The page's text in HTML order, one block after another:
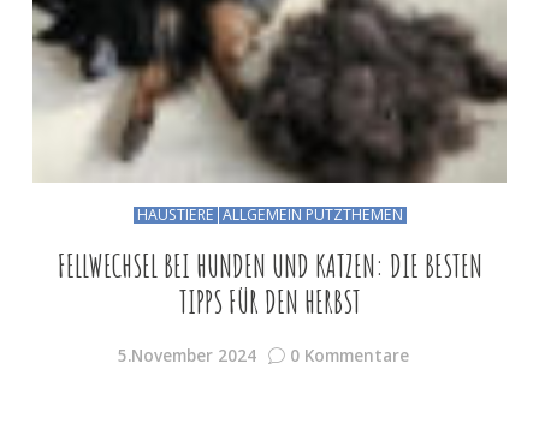
HAUSTIERE ALLGEMEIN PUTZTHEMEN
FELLWECHSEL BEI HUNDEN UND KATZEN: DIE BESTEN
TIPPS FÜR DEN HERBST
5.November 2024 0 Kommentare